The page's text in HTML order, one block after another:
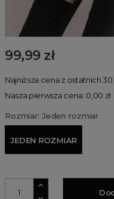
99,99 zł
Najniższa cena z ostatnich 30
Nasza pierwsza cena: 0,00 zł
Rozmiar: Jeden rozmiar
JEDEN ROZMIAR